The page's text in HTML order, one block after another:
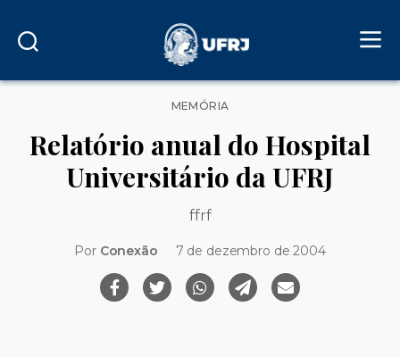
Categorias
MEMÓRIA
Relatório anual do Hospital
Universitário da UFRJ
ffrf
Por Conexão 7 de dezembro de 2004